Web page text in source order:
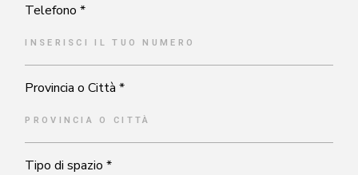
Telefono *
Provincia o Città *
Tipo di spazio *